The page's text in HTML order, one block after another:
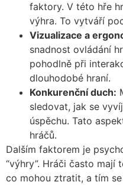
faktory. V této hře
výhra. To vytváří
Vizualizace a
snadnost ovládání
pohodlně při
dlouhodobé hraní.
Konkurenční duch:
sledovat, jak se
úspěchu. Tato
hráčů.
Dalším faktorem je
“výhry”. Hráči často mají
co mohou ztratit, a tím